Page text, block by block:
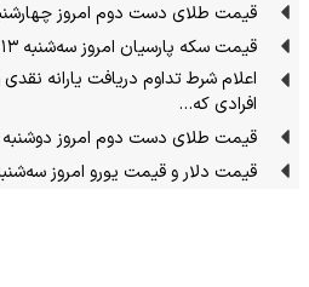
قیمت طلای دست دوم امروز چهارشنبه ۱۴ مرداد
قیمت سکه پارسیان امروز سه‌شنبه ۱۳ مرداد ۱۴۰۵ + جدول
اعلام شرط تداوم دریافت یارانه
افرادی که…
قیمت طلای دست دوم امروز دوشنبه ۱۲ مرداد ۱۴۰۵
قیمت دلار و قیمت یورو امروز سه‌شنبه ۱۳ مرداد ۱۴۰۵ +